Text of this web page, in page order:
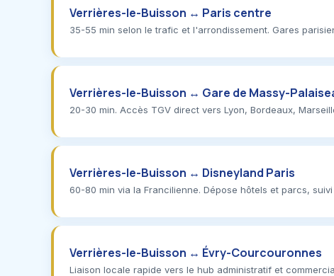
Verrières-le-Buisson ↔ Paris centre
35-55 min selon le trafic et l'arrondissement. Gares
Verrières-le-Buisson ↔ Gare de Massy-
20-30 min. Accès TGV direct vers Lyon, Bordeaux,
Verrières-le-Buisson ↔ Disneyland Paris
60-80 min via la Francilienne. Dépose hôtels et parcs,
Verrières-le-Buisson ↔ Évry-Courcouronnes
Liaison locale rapide vers le hub administratif et